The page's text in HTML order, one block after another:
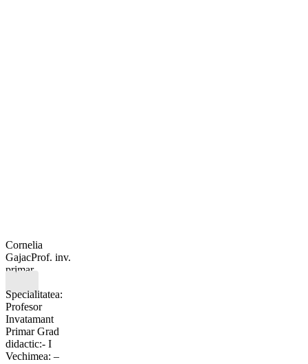
Cornelia
GajacProf. inv.
primar
Specialitatea:
Profesor
Invatamant
Primar Grad
didactic:- I
Vechimea: –